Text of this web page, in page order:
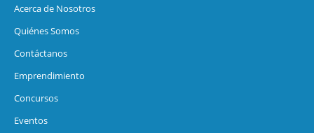
Acerca de Nosotros
Quiénes Somos
Contáctanos
Emprendimiento
Concursos
Eventos